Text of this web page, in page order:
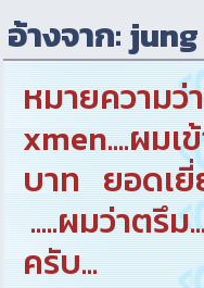
อ้างจาก:
หมายความว่
xmen....ผม
บาท ยอดเ
.....ผมว่าตรึม
ครับ...